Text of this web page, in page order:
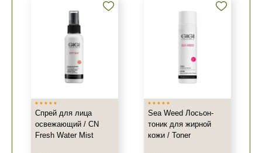
Спрей для лица
освежающий / CN
Fresh Water Mist
Sea Weed Лосьон-
тоник для жирной
кожи / Toner